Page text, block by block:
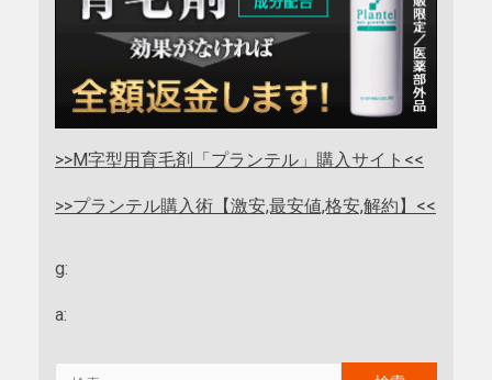
>>M字型用育毛剤「プランテル」購入サイト<<
>>プランテル購入術【激安,最安値,格安,解約】<<
g:
a: